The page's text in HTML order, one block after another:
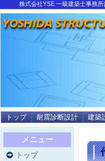
株式会社YSE 一級建築士事務
トップ 耐震診断設計 建築
メニュー
トップ